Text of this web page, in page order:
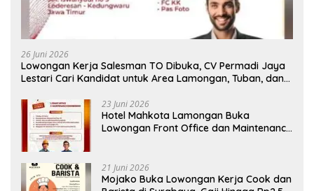
26 Juni 2026
Lowongan Kerja Salesman TO Dibuka, CV Permadi Jaya
Lestari Cari Kandidat untuk Area Lamongan, Tuban, dan
23 Juni 2026
Hotel Mahkota Lamongan Buka
Lowongan Front Office dan Maintenance
21 Juni 2026
Mojako Buka Lowongan Kerja Cook dan